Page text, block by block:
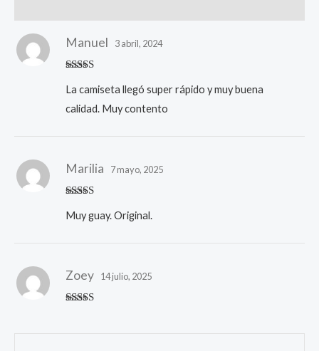
con5de 5
Manuel 3 abril, 2024
La camiseta llegó super rápido y muy buena
calidad. Muy contento
con5de 5
Marilia 7 mayo, 2025
Muy guay. Original.
Zoey 14 julio, 2025